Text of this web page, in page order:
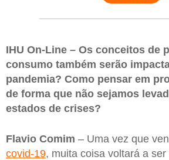
IHU On-Line – Os conceitos de
consumo também serão
pandemia? Como pensar em
de forma que não sejamos
estados de crises?
Flavio Comim – Uma vez que
covid-19, muita coisa voltará a ser